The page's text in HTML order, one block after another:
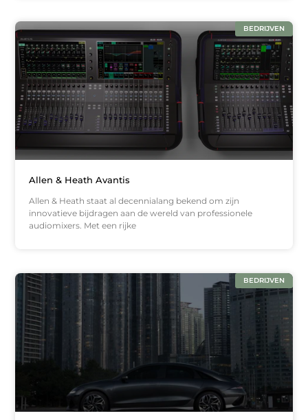
BEDRIJVEN
Allen & Heath Avantis
Allen & Heath staat al decennialang bekend om zijn
innovatieve bijdragen aan de wereld van professionele
audiomixers. Met een rijke
BEDRIJVEN